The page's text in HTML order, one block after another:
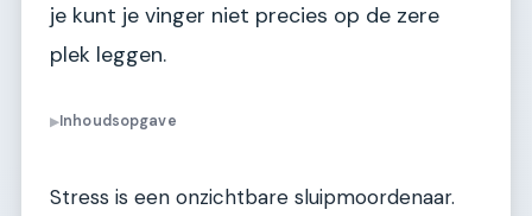
je kunt je vinger niet precies op de zere
plek leggen.
▶Inhoudsopgave
Stress is een onzichtbare sluipmoordenaar.